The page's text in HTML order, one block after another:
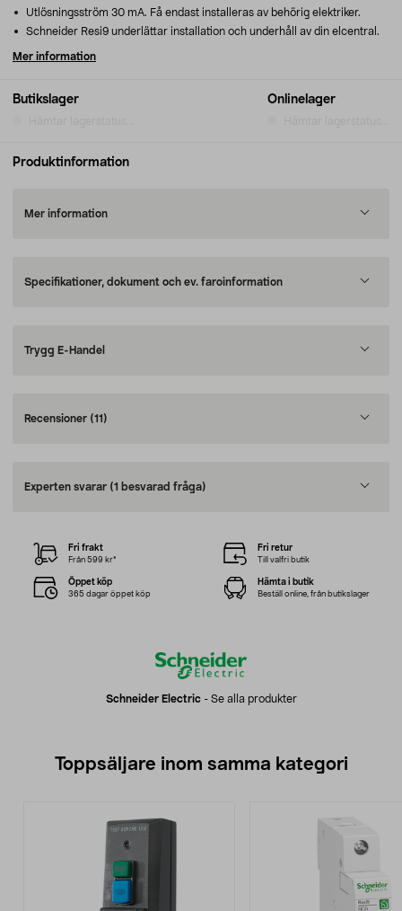
Butikslager Onlinelager
Utlösningsström 30 mA. Få endast installeras av behörig elektriker.
Schneider Resi9 underlättar installation och underhåll av din elcentral.
Mer information
Produktinformation
Mer information
Specifikationer, dokument och ev. faroinformation
Trygg E-Handel
Recensioner (11)
Experten svarar (1 besvarad fråga)
Schneider Electric- Se alla produkter
Fri frakt
Från 599 kr*
Fri retur
Till valfri butik
Öppet köp
365 dagar öppet köp
Hämta i butik
Beställ online, från butikslager
Toppsäljare inom samma kategori